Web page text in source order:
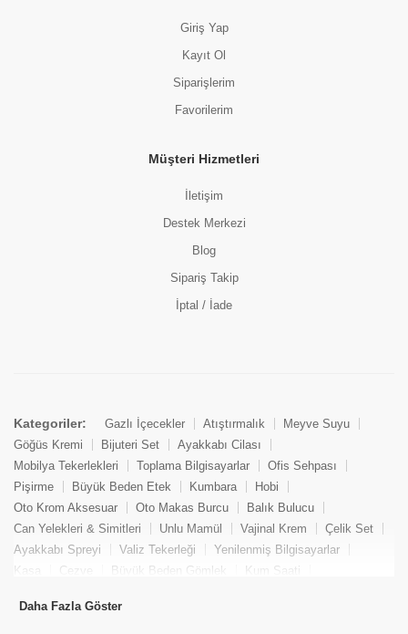
Giriş Yap
Kayıt Ol
Siparişlerim
Favorilerim
Müşteri Hizmetleri
İletişim
Destek Merkezi
Blog
Sipariş Takip
İptal / İade
Kategoriler: Gazlı İçecekler Atıştırmalık
Meyve Suyu
Göğüs Kremi
Bijuteri Set
Ayakkabı Cilası
Mobilya Tekerlekleri
Toplama Bilgisayarlar
Ofis Sehpası
Pişirme
Büyük Beden Etek Kumbara
Hobi
Oto Krom Aksesuar
Oto Makas Burcu
Balık Bulucu
Can Yelekleri & Simitleri
Unlu Mamül Vajinal Krem
Çelik Set
Ayakkabı Spreyi
Valiz Tekerleği
Yenilenmiş Bilgisayarlar
Kasa
Cezve Büyük Beden Gömlek
Kum Saati
Tekne Bağlama & Demirleme
Daha Fazla Göster